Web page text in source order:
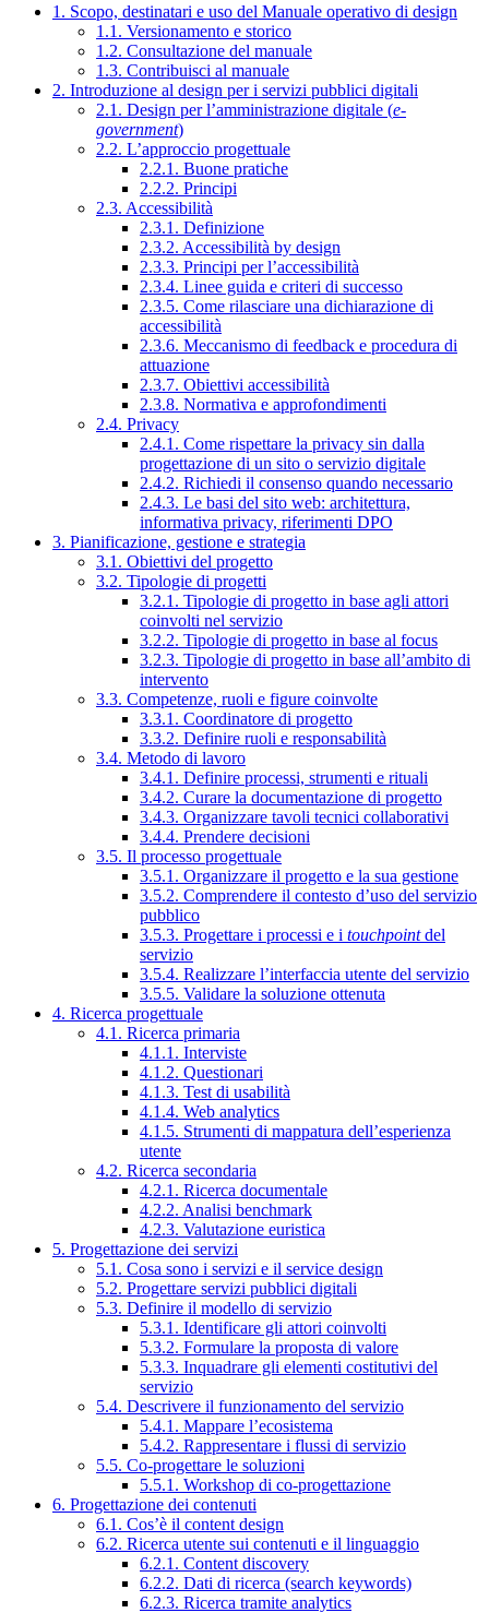
1. Scopo, destinatari e uso del Manuale operativo di design
1.1. Versionamento e storico
1.2. Consultazione del manuale
1.3. Contribuisci al manuale
2. Introduzione al design per i servizi pubblici digitali
2.1. Design per l’amministrazione digitale (e-
government)
2.2. L’approccio progettuale
2.2.1. Buone pratiche
2.2.2. Principi
2.3. Accessibilità
2.3.1. Definizione
2.3.2. Accessibilità by design
2.3.3. Principi per l’accessibilità
2.3.4. Linee guida e criteri di successo
2.3.5. Come rilasciare una dichiarazione di
accessibilità
2.3.6. Meccanismo di feedback e procedura di
attuazione
2.3.7. Obiettivi accessibilità
2.3.8. Normativa e approfondimenti
2.4. Privacy
2.4.1. Come rispettare la privacy sin dalla
progettazione di un sito o servizio digitale
2.4.2. Richiedi il consenso quando necessario
2.4.3. Le basi del sito web: architettura,
informativa privacy, riferimenti DPO
3. Pianificazione, gestione e strategia
3.1. Obiettivi del progetto
3.2. Tipologie di progetti
3.2.1. Tipologie di progetto in base agli attori
coinvolti nel servizio
3.2.2. Tipologie di progetto in base al focus
3.2.3. Tipologie di progetto in base all’ambito di
intervento
3.3. Competenze, ruoli e figure coinvolte
3.3.1. Coordinatore di progetto
3.3.2. Definire ruoli e responsabilità
3.4. Metodo di lavoro
3.4.1. Definire processi, strumenti e rituali
3.4.2. Curare la documentazione di progetto
3.4.3. Organizzare tavoli tecnici collaborativi
3.4.4. Prendere decisioni
3.5. Il processo progettuale
3.5.1. Organizzare il progetto e la sua gestione
3.5.2. Comprendere il contesto d’uso del servizio
pubblico
3.5.3. Progettare i processi e i touchpointdel
servizio
3.5.4. Realizzare l’interfaccia utente del servizio
3.5.5. Validare la soluzione ottenuta
4. Ricerca progettuale
4.1. Ricerca primaria
4.1.1. Interviste
4.1.2. Questionari
4.1.3. Test di usabilità
4.1.4. Web analytics
4.1.5. Strumenti di mappatura dell’esperienza
utente
4.2. Ricerca secondaria
4.2.1. Ricerca documentale
4.2.2. Analisi benchmark
4.2.3. Valutazione euristica
5. Progettazione dei servizi
5.1. Cosa sono i servizi e il service design
5.2. Progettare servizi pubblici digitali
5.3. Definire il modello di servizio
5.3.1. Identificare gli attori coinvolti
5.3.2. Formulare la proposta di valore
5.3.3. Inquadrare gli elementi costitutivi del
servizio
5.4. Descrivere il funzionamento del servizio
5.4.1. Mappare l’ecosistema
5.4.2. Rappresentare i flussi di servizio
5.5. Co-progettare le soluzioni
5.5.1. Workshop di co-progettazione
6. Progettazione dei contenuti
6.1. Cos’è il content design
6.2. Ricerca utente sui contenuti e il linguaggio
6.2.1. Content discovery
6.2.2. Dati di ricerca (search keywords)
6.2.3. Ricerca tramite analytics